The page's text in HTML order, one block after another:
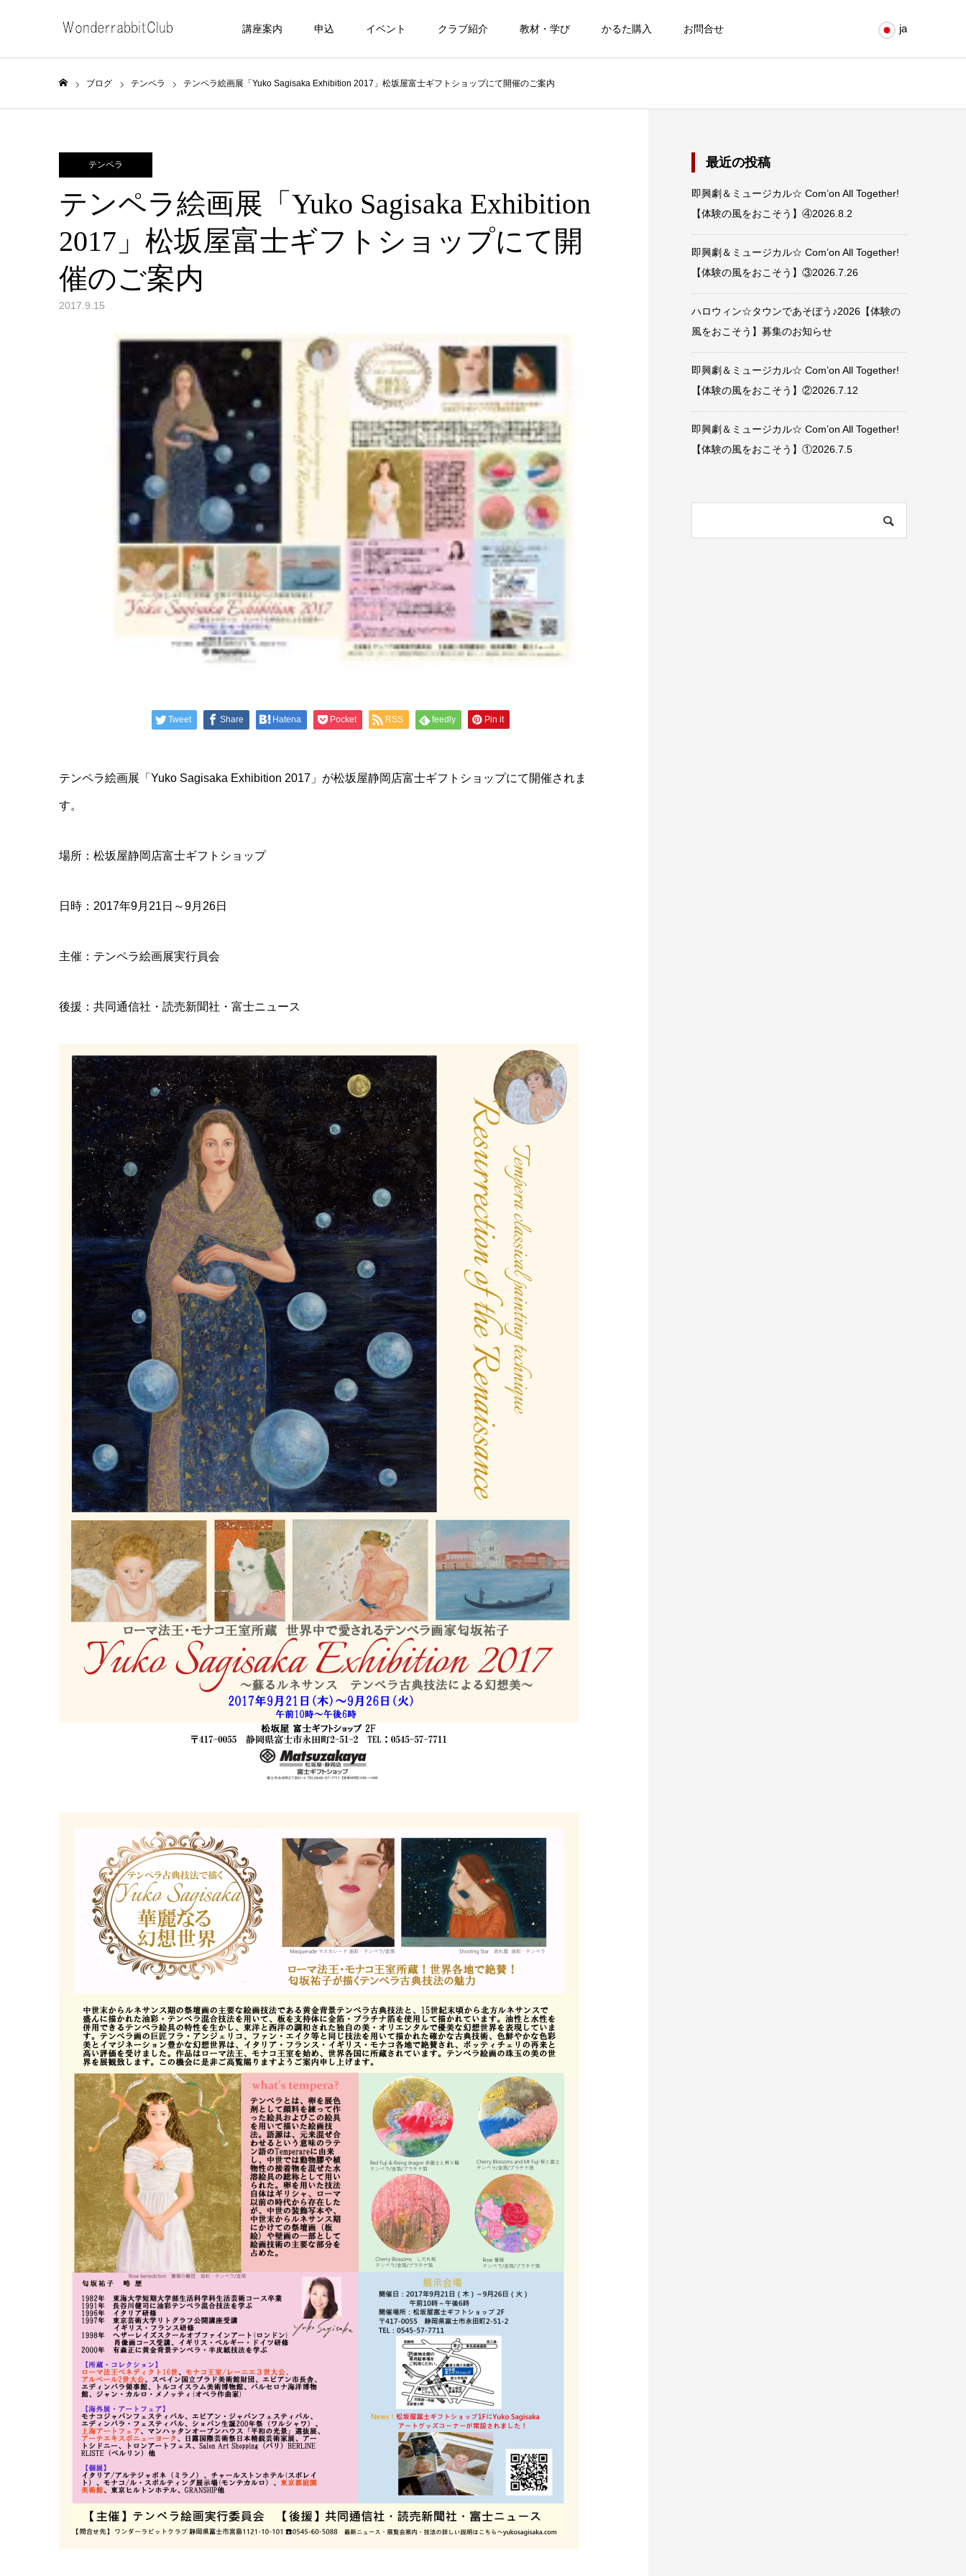
講座案内 申込 イベント クラブ紹介 教材・学び かるた購入 お問合せ ja
ブログ テンペラ テンペラ絵画展「Yuko Sagisaka Exhibition 2017」松坂屋富士ギフトショップにて開催のご案内
テンペラ
テンペラ絵画展「Yuko Sagisaka Exhibition
2017」松坂屋富士ギフトショップにて開
催のご案内
2017.9.15
Tweet Share Hatena Pocket RSS feedly Pin it
テンペラ絵画展「Yuko Sagisaka Exhibition 2017」が松坂屋静岡店富士ギフトショップにて開催されま
す。
場所：松坂屋静岡店富士ギフトショップ
日時：2017年9月21日～9月26日
主催：テンペラ絵画展実行員会
後援：共同通信社・読売新聞社・富士ニュース
最近の投稿
即興劇＆ミュージカル☆ Com’on All Together!
【体験の風をおこそう】④2026.8.2
即興劇＆ミュージカル☆ Com’on All Together!
【体験の風をおこそう】③2026.7.26
ハロウィン☆タウンであそぼう♪2026【体験の
風をおこそう】募集のお知らせ
即興劇＆ミュージカル☆ Com’on All Together!
【体験の風をおこそう】②2026.7.12
即興劇＆ミュージカル☆ Com’on All Together!
【体験の風をおこそう】①2026.7.5